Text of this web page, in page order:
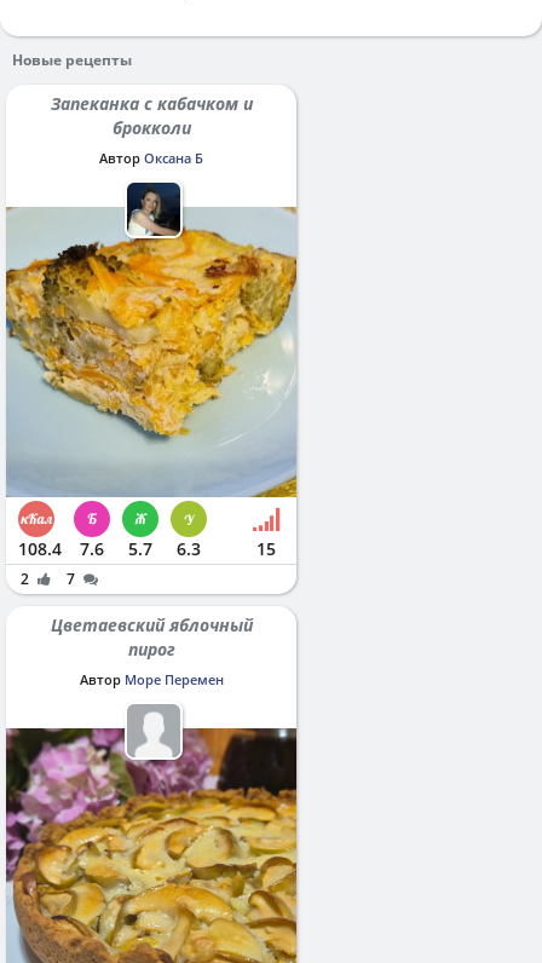
Новые рецепты
Запеканка с кабачком и
брокколи
Автор Оксана Б
108.4 7.6 5.7 6.3 15
2 7
Цветаевский яблочный
пирог
Автор Море Перемен